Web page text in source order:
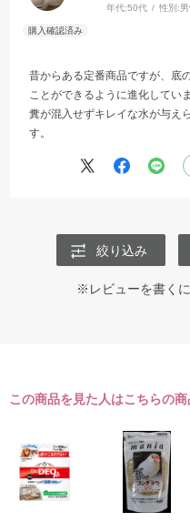
年代:50代 性別:
昔からある定番商品ですが、底
ことができるように進化してい
糞が混入せずキレイな水が与え
す。
絞り込み
※レビューを書く
この商品を見た人はこちらの